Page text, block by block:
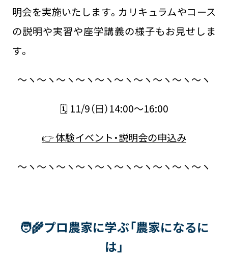
明会を実施いたします。カリキュラムやコース
の説明や実習や座学講義の様子もお見せしま
す。
～ヽ～ヽ～ヽ～ヽ～ヽ～ヽ～ヽ～ヽ～ヽ～ヽ
🗓 11/9（日）14:00～16:00
👉 体験イベント・説明会の申込み
～ヽ～ヽ～ヽ～ヽ～ヽ～ヽ～ヽ～ヽ～ヽ～ヽ
🧑‍🌾プロ農家に学ぶ「農家になるに
は」